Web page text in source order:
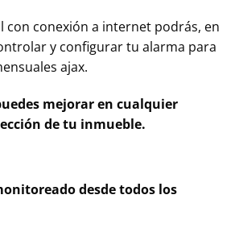
con conexión a internet podrás, en
y configurar tu alarma para
ajax.
mejorar en cualquier
de tu inmueble.
desde todos los